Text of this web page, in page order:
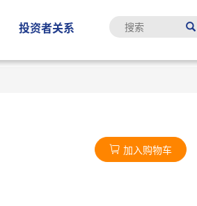
投资者关系
加入购物车